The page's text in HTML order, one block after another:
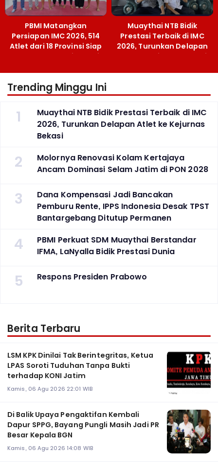
PBMI Matangkan
Persiapan IMC 2026, 514
Atlet dari 18 Provinsi Siap
Berlaga Besok di Bekasi
Muaythai NTB Bidik
Prestasi Terbaik di IMC
2026, Turunkan Delapan
Atlet ke Kejurnas Bekasi
Trending Minggu Ini
1
Muaythai NTB Bidik Prestasi Terbaik di IMC
2026, Turunkan Delapan Atlet ke Kejurnas
Bekasi
2
Molornya Renovasi Kolam Kertajaya
Ancam Dominasi Selam Jatim di PON 2028
3
Dana Kompensasi Jadi Bancakan
Pemburu Rente, IPPS Indonesia Desak TPST
Bantargebang Ditutup Permanen
4
PBMI Perkuat SDM Muaythai Berstandar
IFMA, LaNyalla Bidik Prestasi Dunia
5 Respons Presiden Prabowo
Berita Terbaru
LSM KPK Dinilai Tak Berintegritas, Ketua
LPAS Soroti Tuduhan Tanpa Bukti
terhadap KONI Jatim
Kamis, 06 Agu 2026 22:01 WIB
Di Balik Upaya Pengaktifan Kembali
Dapur SPPG, Bayang Pungli Masih Jadi PR
Besar Kepala BGN
Kamis, 06 Agu 2026 14:08 WIB